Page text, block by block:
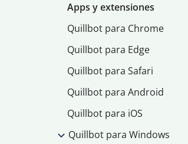
Apps y extensiones
Quillbot para Chrome
Quillbot para Edge
Quillbot para Safari
Quillbot para Android
Quillbot para iOS
Quillbot para Windows